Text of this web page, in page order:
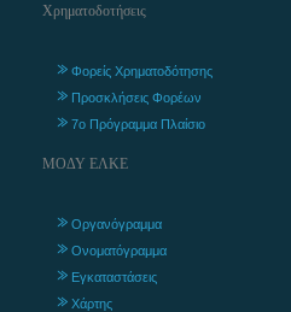
Χρηματοδοτήσεις
Φορείς Χρηματοδότησης
Προσκλήσεις Φορέων
7ο Πρόγραμμα Πλαίσιο
ΜΟΔΥ ΕΛΚΕ
Οργανόγραμμα
Ονοματόγραμμα
Εγκαταστάσεις
Χάρτης